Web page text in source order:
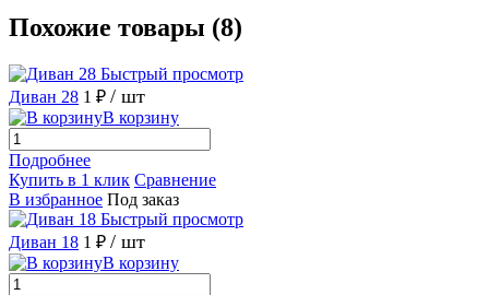
Похожие товары (8)
Быстрый просмотр
Диван 28 1 ₽ / шт
В корзину
Подробнее
Купить в 1 клик Сравнение
В избранное Под заказ
Быстрый просмотр
Диван 18 1 ₽ / шт
В корзину